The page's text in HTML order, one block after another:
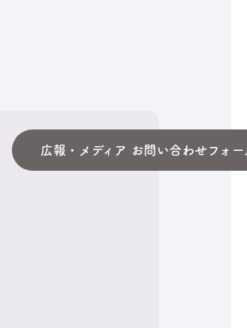
広報・メディア お問い合わせフォー